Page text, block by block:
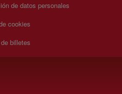
de datos personales
cookies
billetes